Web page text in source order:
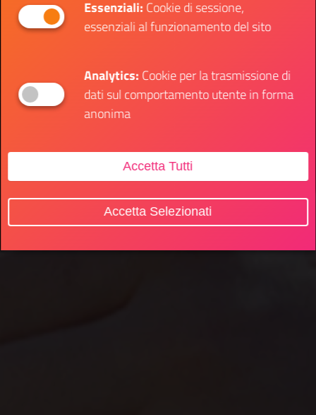
Essenziali:Cookie di sessione,
essenziali al funzionamento del sito
Analytics:Cookie per la trasmissione di
dati sul comportamento utente in forma
anonima
Accetta Tutti
Accetta Selezionati